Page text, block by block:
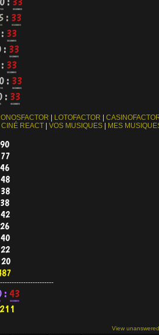
LOTOFACTOR
CINÉ REACT VOS MUSIQUES MES
View